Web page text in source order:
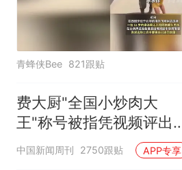
青蜂侠Bee 821跟贴
费大厨"全国小炒肉大
王"称号被指凭视频评出
官方回应
中国新闻周刊 2750跟贴 APP专享